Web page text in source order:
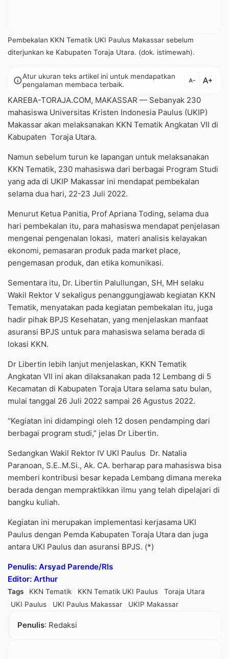
Pembekalan KKN Tematik UKI Paulus Makassar sebelum
diterjunkan ke Kabupaten Toraja Utara. (dok. istimewah).
infoAtur ukuran teks artikel ini untuk mendapatkan
pengalaman membaca terbaik.
text_decrease text_increase
KAREBA-TORAJA.COM, MAKASSAR — Sebanyak 230
mahasiswa Universitas Kristen Indonesia Paulus (UKIP)
Makassar akan melaksanakan KKN Tematik Angkatan VII di
Kabupaten Toraja Utara.
Namun sebelum turun ke lapangan untuk melaksanakan
KKN Tematik, 230 mahasiswa dari berbagai Program Studi
yang ada di UKIP Makassar ini mendapat pembekalan
selama dua hari, 22-23 Juli 2022.
Menurut Ketua Panitia, Prof Apriana Toding, selama dua
hari pembekalan itu, para mahasiswa mendapat penjelasan
mengenai pengenalan lokasi, materi analisis kelayakan
ekonomi, pemasaran produk pada market place,
pengemasan produk, dan etika komunikasi.
Sementara itu, Dr. Libertin Palullungan, SH, MH selaku
Wakil Rektor V sekaligus penanggungjawab kegiatan KKN
Tematik, menyatakan pada kegiatan pembekalan itu, juga
hadir pihak BPJS Kesehatan, yang menjelaskan manfaat
asuransi BPJS untuk para mahasiswa selama berada di
lokasi KKN.
Dr Libertin lebih lanjut menjelaskan, KKN Tematik
Angkatan VII ini akan dilaksanakan pada 12 Lembang di 5
Kecamatan di Kabupaten Toraja Utara selama satu bulan,
mulai tanggal 26 Juli 2022 sampai 26 Agustus 2022.
“Kegiatan ini didampingi oleh 12 dosen pendamping dari
berbagai program studi,” jelas Dr Libertin.
Sedangkan Wakil Rektor IV UKI Paulus Dr. Natalia
Paranoan, S.E..M.Si., Ak. CA. berharap para mahasiswa bisa
memberi kontribusi besar kepada Lembang dimana mereka
berada dengan mempraktikkan ilmu yang telah dipelajari di
bangku kuliah.
Kegiatan ini merupakan implementasi kerjasama UKI
Paulus dengan Pemda Kabupaten Toraja Utara dan juga
antara UKI Paulus dan asuransi BPJS. (*)
Penulis: Arsyad Parende/Rls
Editor: Arthur
Tags KKN Tematik KKN Tematik UKI Paulus
Toraja Utara
UKI Paulus
UKI Paulus Makassar UKIP Makassar
Penulis: Redaksi